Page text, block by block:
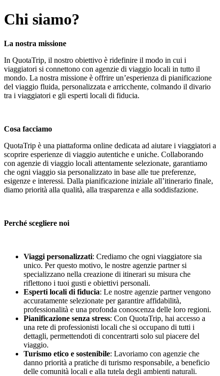
Chi siamo?
La nostra missione
In QuotaTrip, il nostro obiettivo è ridefinire il modo in cui i
viaggiatori si connettono con agenzie di viaggio locali in tutto il
mondo. La nostra missione è offrire un’esperienza di pianificazione
del viaggio fluida, personalizzata e arricchente, colmando il divario
tra i viaggiatori e gli esperti locali di fiducia.
Cosa facciamo
QuotaTrip è una piattaforma online dedicata ad aiutare i viaggiatori a
scoprire esperienze di viaggio autentiche e uniche. Collaborando
con agenzie di viaggio locali attentamente selezionate, garantiamo
che ogni viaggio sia personalizzato in base alle tue preferenze,
esigenze e interessi. Dalla pianificazione iniziale all’itinerario finale,
diamo priorità alla qualità, alla trasparenza e alla soddisfazione.
Perché scegliere noi
Viaggi personalizzati: Crediamo che ogni viaggiatore sia
unico. Per questo motivo, le nostre agenzie partner si
specializzano nella creazione di itinerari su misura che
riflettono i tuoi gusti e obiettivi personali.
Esperti locali di fiducia: Le nostre agenzie partner vengono
accuratamente selezionate per garantire affidabilità,
professionalità e una profonda conoscenza delle loro regioni.
Pianificazione senza stress: Con QuotaTrip, hai accesso a
una rete di professionisti locali che si occupano di tutti i
dettagli, permettendoti di concentrarti solo sul piacere del
viaggio.
Turismo etico e sostenibile: Lavoriamo con agenzie che
danno priorità a pratiche di turismo responsabile, a beneficio
delle comunità locali e alla tutela degli ambienti naturali.